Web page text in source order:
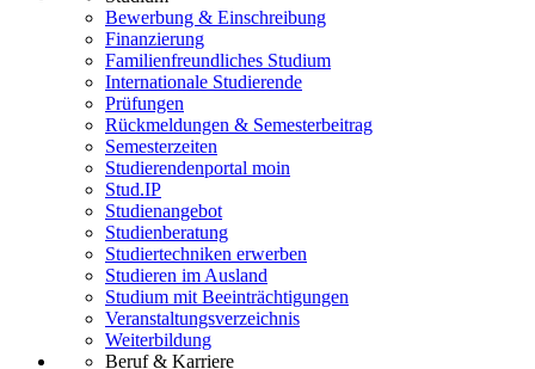
Bewerbung & Einschreibung
Finanzierung
Familienfreundliches Studium
Internationale Studierende
Prüfungen
Rückmeldungen & Semesterbeitrag
Semesterzeiten
Studierendenportal moin
Stud.IP
Studienangebot
Studienberatung
Studiertechniken erwerben
Studieren im Ausland
Studium mit Beeinträchtigungen
Veranstaltungsverzeichnis
Weiterbildung
Beruf & Karriere